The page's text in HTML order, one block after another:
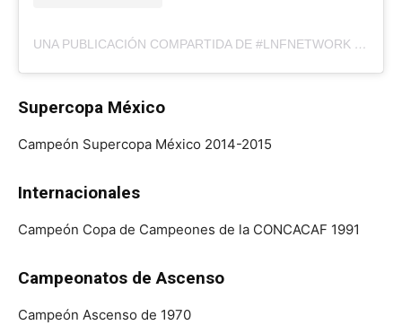
UNA PUBLICACIÓN COMPARTIDA DE #LNFNETWORK (@LNFNETWORK)
Supercopa México
Campeón Supercopa México 2014-2015
Internacionales
Campeón Copa de Campeones de la CONCACAF 1991
Campeonatos de Ascenso
Campeón Ascenso de 1970